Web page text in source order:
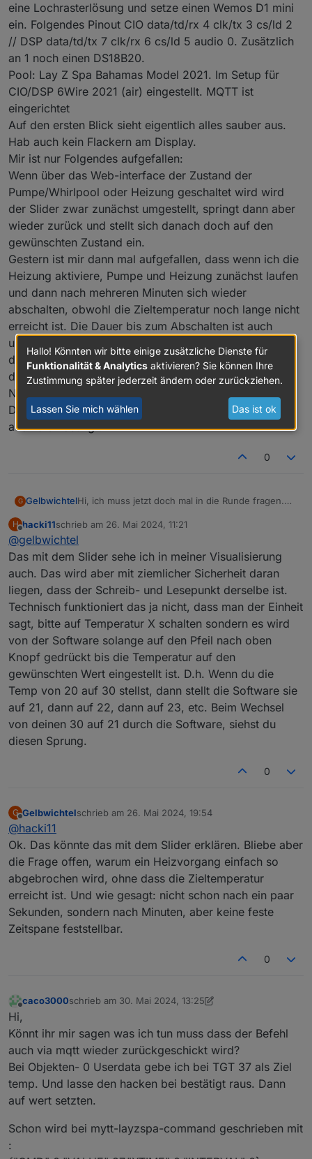
eine Lochrasterlösung und setze einen Wemos D1 mini
ein. Folgendes Pinout CIO data/td/rx 4 clk/tx 3 cs/ld 2
// DSP data/td/tx 7 clk/rx 6 cs/ld 5 audio 0. Zusätzlich
an 1 noch einen DS18B20.
Pool: Lay Z Spa Bahamas Model 2021. Im Setup für
CIO/DSP 6Wire 2021 (air) eingestellt. MQTT ist
eingerichtet
Auf den ersten Blick sieht eigentlich alles sauber aus.
Hab auch kein Flackern am Display.
Mir ist nur Folgendes aufgefallen:
Wenn über das Web-interface der Zustand der
Pumpe/Whirlpool oder Heizung geschaltet wird wird
der Slider zwar zunächst umgestellt, springt dann aber
wieder zurück und stellt sich danach doch auf den
gewünschten Zustand ein.
Gestern ist mir dann mal aufgefallen, dass wenn ich die
Heizung aktiviere, Pumpe und Heizung zunächst laufen
und dann nach mehreren Minuten sich wieder
abschalten, obwohl die Zieltemperatur noch lange nicht
erreicht ist. Die Dauer bis zum Abschalten ist auch
unterschiedlich. Ich hab es dann erst mal so gelöst,
dass ich das Heizen als wiederholendes Command in
die Queue einsetze. Aber das wäre ja nur eine
Notlösung.
Daher die Frage: Kennt jemand solche Effekte und ggf.
auch die Lösung ?
0
G GelbwichtelHi, ich muss jetzt doch mal in die Runde fragen.
Wemos D1 mini ein. Folgendes Pinout CIO
clk/rx 6 cs/ld 5 audio 0. Zusätzlich an 1 noch einen
DS18B20.
Pool: Lay Z Spa Bahamas Model 2021. Im Setup für
CIO/DSP 6Wire 2021 (air) eingestellt. MQTT ist
eingerichtet
Auf den ersten Blick sieht eigentlich alles sauber
aus. Hab auch kein Flackern am Display.
Mir ist nur Folgendes aufgefallen:
Wenn über das Web-interface der Zustand der
Pumpe/Whirlpool oder Heizung geschaltet wird
wird der Slider zwar zunächst umgestellt, springt
dann aber wieder zurück und stellt sich danach
doch auf den gewünschten Zustand ein.
Gestern ist mir dann mal aufgefallen, dass wenn
ich die Heizung aktiviere, Pumpe und Heizung
sich wieder abschalten, obwohl die Zieltemperatur
wiederholendes Command in die Queue einsetze.
Daher die Frage: Kennt jemand solche Effekte und
ggf. auch die Lösung ?
H
Offline
hacki11schrieb am 26. Mai 2024, 11:21
zuletzt editiert von
@gelbwichtel
Das mit dem Slider sehe ich in meiner Visualisierung
auch. Das wird aber mit ziemlicher Sicherheit daran
liegen, dass der Schreib- und Lesepunkt derselbe ist.
Technisch funktioniert das ja nicht, dass man der Einheit
sagt, bitte auf Temperatur X schalten sondern es wird
von der Software solange auf den Pfeil nach oben
Knopf gedrückt bis die Temperatur auf den
gewünschten Wert eingestellt ist. D.h. Wenn du die
Temp von 20 auf 30 stellst, dann stellt die Software sie
auf 21, dann auf 22, dann auf 23, etc. Beim Wechsel
von deinen 30 auf 21 durch die Software, siehst du
diesen Sprung.
0
G
Offline
Gelbwichtelschrieb am 26. Mai 2024, 19:54
zuletzt editiert von
@hacki11
Ok. Das könnte das mit dem Slider erklären. Bliebe aber
die Frage offen, warum ein Heizvorgang einfach so
abgebrochen wird, ohne dass die Zieltemperatur
erreicht ist. Und wie gesagt: nicht schon nach ein paar
Sekunden, sondern nach Minuten, aber keine feste
Zeitspane feststellbar.
0
caco3000schrieb am 30. Mai 2024, 13:25
zuletzt editiert von caco3000
Hi,
Könnt ihr mir sagen was ich tun muss dass der Befehl
auch via mqtt wieder zurückgeschickt wird?
Bei Objekten- 0 Userdata gebe ich bei TGT 37 als Ziel
temp. Und lasse den hacken bei bestätigt raus. Dann
auf wert setzten.
Schon wird bei mytt-layzspa-command geschrieben mit
:
Hallo! Könnten wir bitte einige zusätzliche Dienste für
Funktionalität & Analytics aktivieren? Sie können Ihre
Zustimmung später jederzeit ändern oder zurückziehen.
Lassen Sie mich wählen Das ist ok